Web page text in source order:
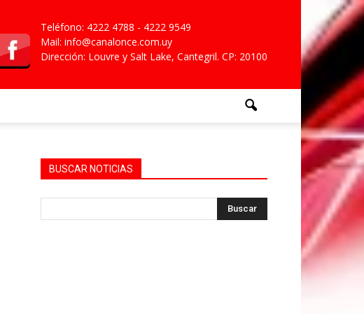
Teléfono: 4222 4788 - 4222 9549
Mail: info@canalonce.com.uy
Dirección: Louvre y Salt Lake, Cantegril. CP: 20100
BUSCAR NOTICIAS